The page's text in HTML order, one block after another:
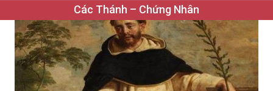
Các Thánh – Chứng Nhân